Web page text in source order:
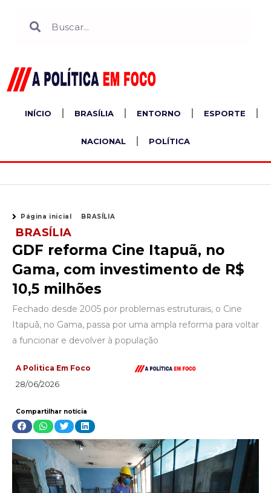
INÍCIO BRASÍLIA ENTORNO ESPORTE
NACIONAL POLÍTICA
Página inicial BRASÍLIA
BRASÍLIA
GDF reforma Cine Itapuã, no
Gama, com investimento de R$
10,5 milhões
Fechado desde 2005 por problemas estruturais, o Cine
Itapuã, no Gama, passa por uma ampla reforma para voltar
a funcionar e devolver à população
A Politica Em Foco
28/06/2026
Compartilhar notícia